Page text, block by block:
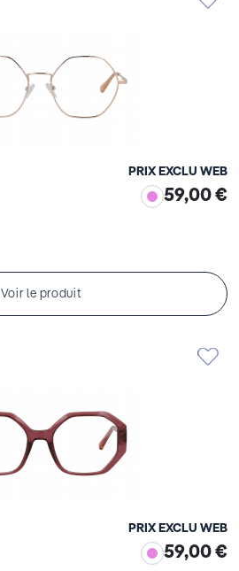
PRIX EXCLU WEB
59,00 €
Voir le produit
PRIX EXCLU WEB
59,00 €